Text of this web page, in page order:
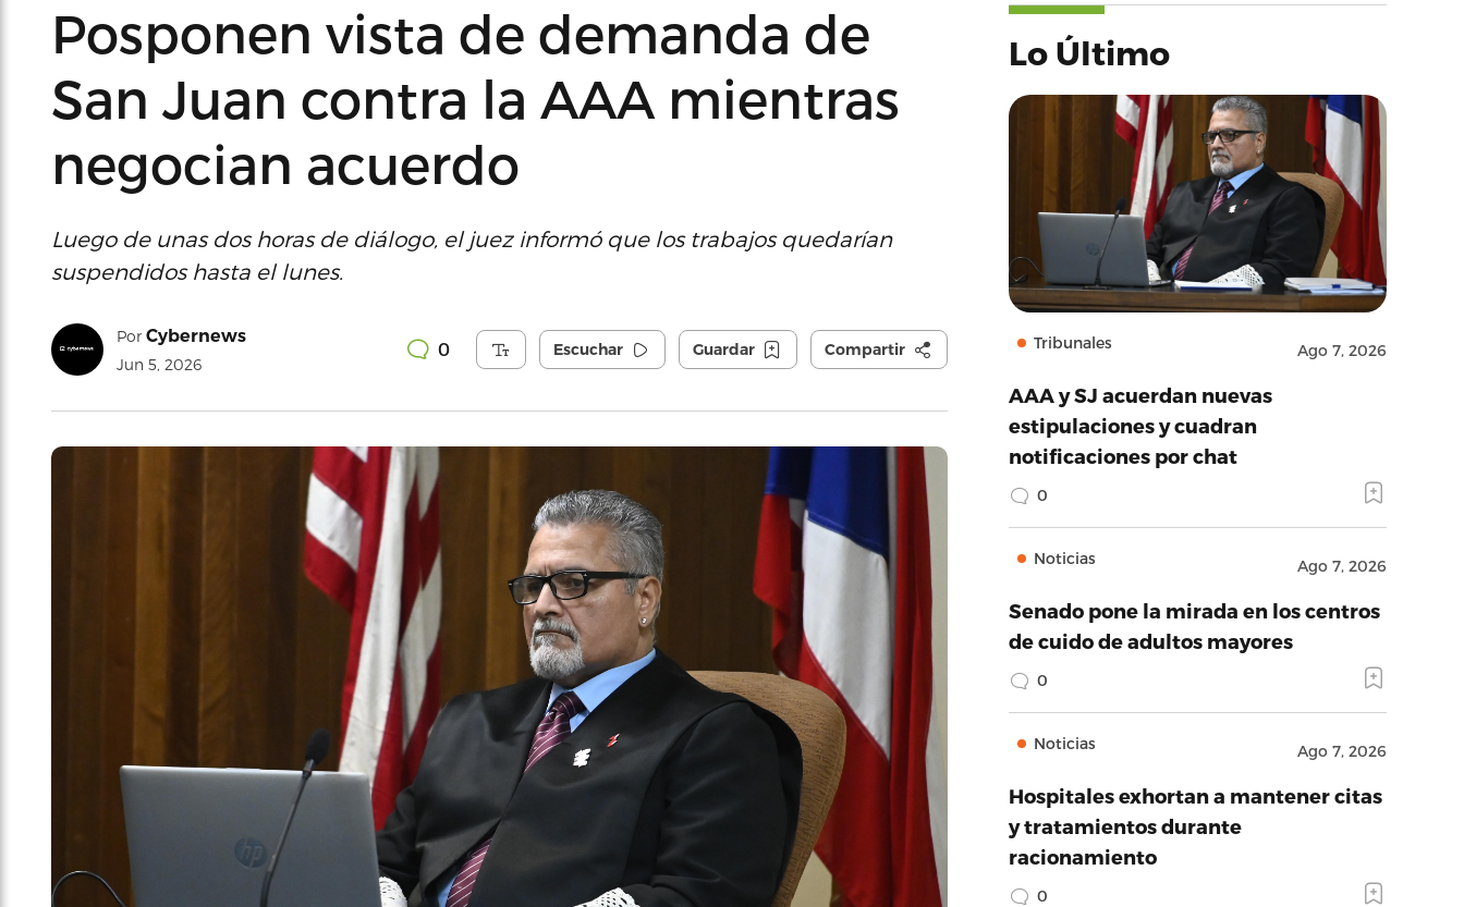
Posponen vista de demanda de
San Juan contra la AAA mientras
negocian acuerdo
Luego de unas dos horas de diálogo, el juez informó que los trabajos quedarían
suspendidos hasta el lunes.
Por Cybernews
Jun 5, 2026
0 Escuchar Guardar Compartir
Lo Último
Tribunales Ago 7, 2026
AAA y SJ acuerdan nuevas
estipulaciones y cuadran
notificaciones por chat
0
Noticias Ago 7, 2026
Senado pone la mirada en los centros
de cuido de adultos mayores
0
Noticias Ago 7, 2026
Hospitales exhortan a mantener citas
y tratamientos durante
racionamiento
0